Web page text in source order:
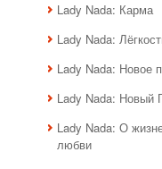
Lady Nada: Карма
Lady Nada:
Lady Nada: Новое
Lady Nada: Новый
Lady Nada: О
любви